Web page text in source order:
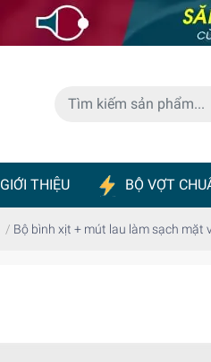
GIỚI THIỆU BỘ VỢT
MÁY BẮN BÓNG
/ Bộ bình xịt + mút lau làm sạch mặt